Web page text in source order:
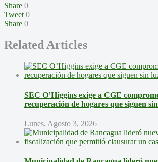
Share 0
Tweet 0
Share 0
Related Articles
SEC O’Higgins exige a CGE
recuperación de hogares que siguen
Lunes, Agosto 3, 2026